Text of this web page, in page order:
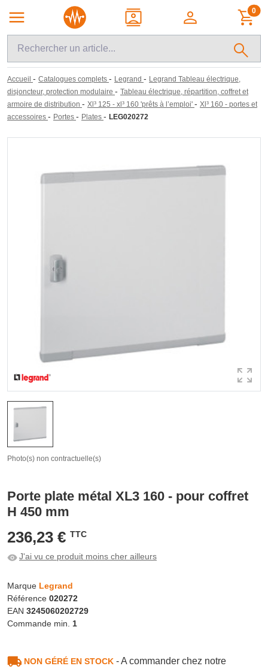
0
Accueil - Catalogues complets - Legrand - Legrand Tableau électrique,
disjoncteur, protection modulaire - Tableau électrique, répartition, coffret et
armoire de distribution - Xl³ 125 - xl³ 160 'prêts à l’emploi' - Xl³ 160 - portes et
accessoires - Portes - Plates - LEG020272
Photo(s) non contractuelle(s)
Porte plate métal XL3 160 - pour coffret
H 450 mm
236,23 € TTC
J'ai vu ce produit moins cher ailleurs
Marque Legrand
Référence 020272
EAN 3245060202729
Commande min. 1
NON GÉRÉ EN STOCK- A commander chez notre